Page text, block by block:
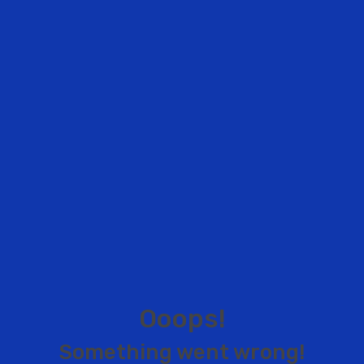
Ooops!
Something went wrong!